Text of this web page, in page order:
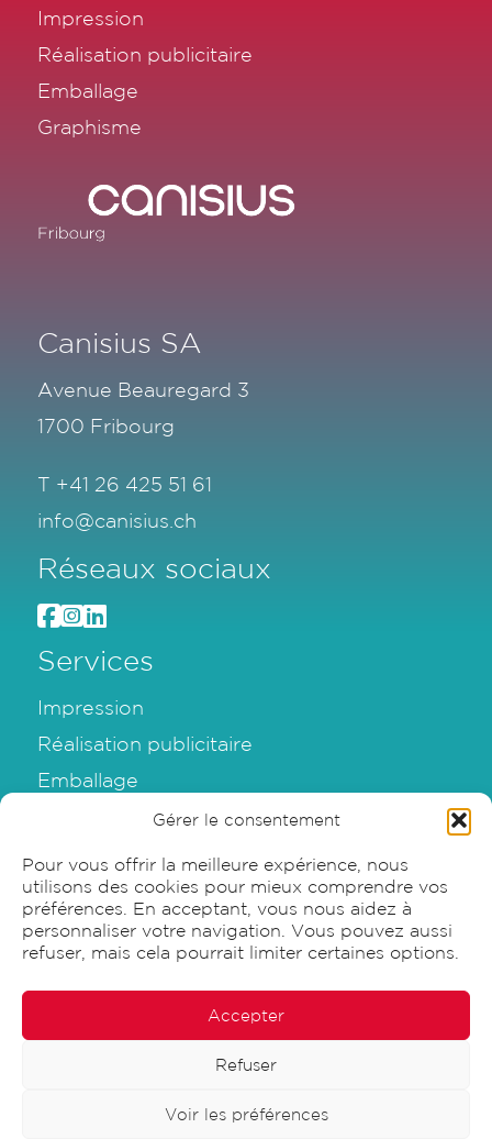
Gérer le consentement
Pour vous offrir la meilleure expérience, nous
utilisons des cookies pour mieux comprendre vos
préférences. En acceptant, vous nous aidez à
personnaliser votre navigation. Vous pouvez aussi
refuser, mais cela pourrait limiter certaines options.
Accepter
Refuser
Voir les préférences
Canisius SA
Avenue Beauregard 3
1700 Fribourg
T +41 26 425 51 61
info@canisius.ch
Réseaux sociaux
Services
Impression
Réalisation publicitaire
Emballage
Impression
Réalisation publicitaire
Emballage
Graphisme
© 2026 Sensia SA |
Impressum & Protection des données